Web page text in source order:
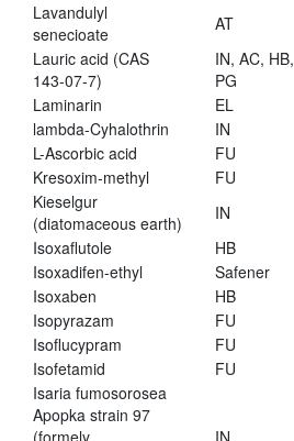
Lavandulyl
senecioate
AT
Lauric acid (CAS
143-07-7)
IN, AC, HB,
PG
Laminarin
EL
lambda-Cyhalothrin
IN
L-Ascorbic acid
FU
Kresoxim-methyl
FU
Kieselgur
(diatomaceous earth)
IN
Isoxaflutole
HB
Isoxadifen-ethyl
Safener
Isoxaben
HB
Isopyrazam
FU
Isoflucypram
FU
Isofetamid
FU
Isaria fumosorosea
Apopka strain 97